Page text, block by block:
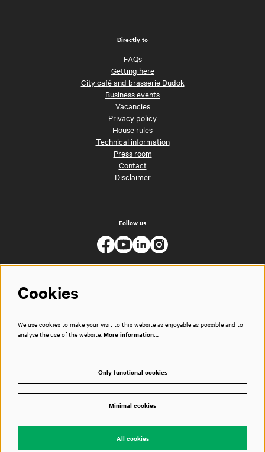
Directly to
FAQs
Getting here
City café and brasserie Dudok
Business events
Vacancies
Privacy policy
House rules
Technical information
Press room
Contact
Disclaimer
Follow us
Cookies
We use cookies to make your visit to this website as enjoyable as possible and to
analyse the use of the website. More information…
Only functional cookies
Minimal cookies
All cookies